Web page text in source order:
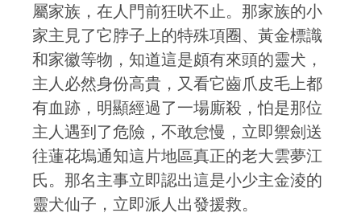
屬家族，在人門前狂吠不止。那家族的小
家主見了它脖子上的特殊項圈、黃金標識
和家徽等物，知道這是頗有來頭的靈犬，
主人必然身份高貴，又看它齒爪皮毛上都
有血跡，明顯經過了一場廝殺，怕是那位
主人遇到了危險，不敢怠慢，立即禦劍送
往蓮花塢通知這片地區真正的老大雲夢江
氏。那名主事立即認出這是小少主金淩的
靈犬仙子，立即派人出發援救。